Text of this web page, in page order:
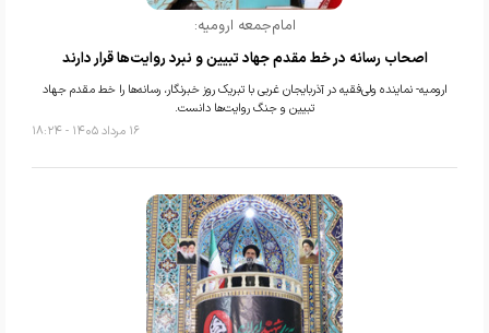
امام‌جمعه ارومیه:
اصحاب رسانه در خط مقدم جهاد تبیین و نبرد روایت‌ها قرار دارند
ارومیه- نماینده ولی‌فقیه در آذربایجان غربی با تبریک روز خبرنگار، رسانه‌ها را خط مقدم جهاد
تبیین و جنگ روایت‌ها دانست.
۱۶ مرداد ۱۴۰۵ - ۱۸:۲۴